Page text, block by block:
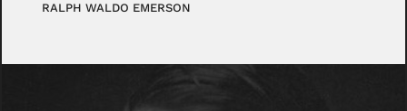
RALPH WALDO EMERSON